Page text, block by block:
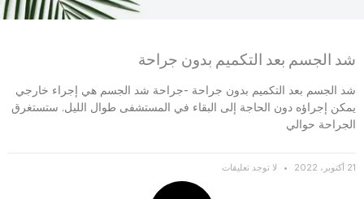
شد الجسم بعد التكميم بدون جراحة
شد الجسم بعد التكميم بدون جراحة -جراحة شد الجسم هي إجراء خارجي
يمكن إجراؤه دون الحاجة إلى البقاء في المستشفى طوال الليل. ستستغرق
الجراحة حوالي
21 أكتوبر، 2022 لا توجد تعليقات